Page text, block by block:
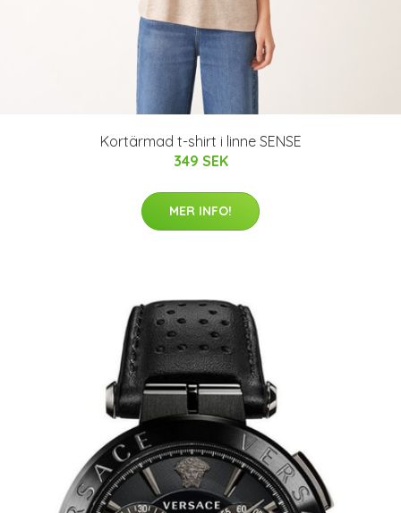
Kortärmad t-shirt i linne SENSE
349 SEK
MER INFO!